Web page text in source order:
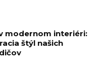
modernom interiéri:
štýl našich